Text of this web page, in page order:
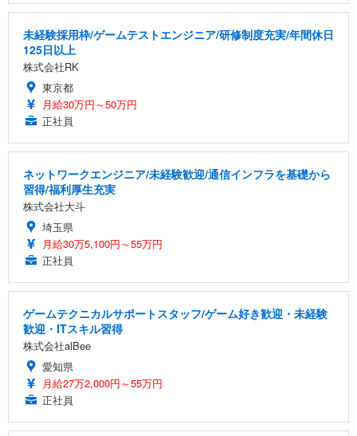
未経験採用枠/ゲームテストエンジニア/研修制度充実/年間休日
125日以上
株式会社RK
東京都
月給30万円～50万円
正社員
ネットワークエンジニア/未経験歓迎/通信インフラを基礎から
習得/福利厚生充実
株式会社大斗
埼玉県
月給30万5,100円～55万円
正社員
ゲームテクニカルサポートスタッフ/ゲーム好き歓迎・未経験
歓迎・ITスキル習得
株式会社alBee
愛知県
月給27万2,000円～55万円
正社員